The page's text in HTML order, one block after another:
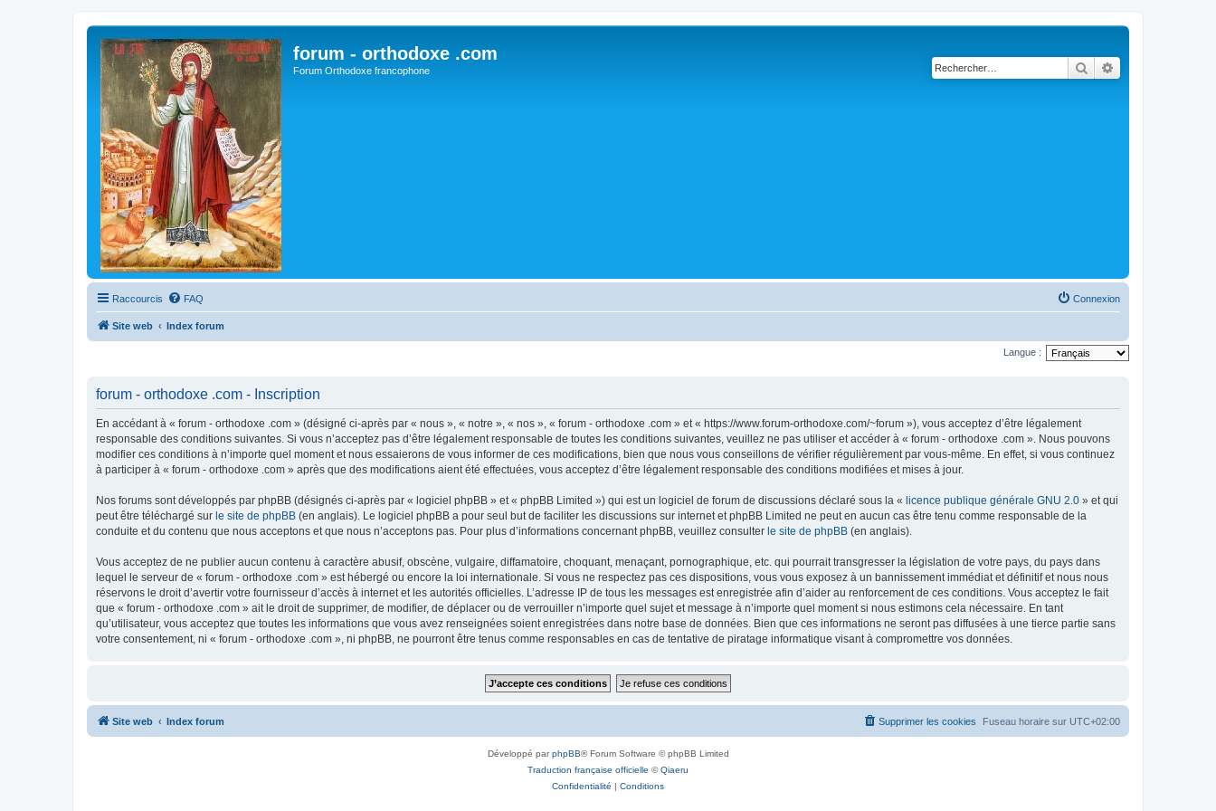
forum - orthodoxe .com
Forum Orthodoxe francophone Rechercher
Raccourcis FAQ Connexion
Site web Index forum
Langue :
forum - orthodoxe .com - Inscription
En accédant à « forum - orthodoxe .com » (désigné ci-après par « nous », « notre », « nos », « forum - orthodoxe .com » et « https://www.forum-orthodoxe.com/~forum »), vous acceptez d’être légalement
responsable des conditions suivantes. Si vous n’acceptez pas d’être légalement responsable de toutes les conditions suivantes, veuillez ne pas utiliser et accéder à « forum - orthodoxe .com ». Nous pouvons
modifier ces conditions à n’importe quel moment et nous essaierons de vous informer de ces modifications, bien que nous vous conseillons de vérifier régulièrement par vous-même. En effet, si vous continuez
à participer à « forum - orthodoxe .com » après que des modifications aient été effectuées, vous acceptez d’être légalement responsable des conditions modifiées et mises à jour.
Nos forums sont développés par phpBB (désignés ci-après par « logiciel phpBB » et « phpBB Limited ») qui est un logiciel de forum de discussions déclaré sous la « licence publique générale GNU 2.0 » et qui
peut être téléchargé sur le site de phpBB (en anglais). Le logiciel phpBB a pour seul but de faciliter les discussions sur internet et phpBB Limited ne peut en aucun cas être tenu comme responsable de la
conduite et du contenu que nous acceptons et que nous n’acceptons pas. Pour plus d’informations concernant phpBB, veuillez consulter le site de phpBB (en anglais).
Vous acceptez de ne publier aucun contenu à caractère abusif, obscène, vulgaire, diffamatoire, choquant, menaçant, pornographique, etc. qui pourrait transgresser la législation de votre pays, du pays dans
lequel le serveur de « forum - orthodoxe .com » est hébergé ou encore la loi internationale. Si vous ne respectez pas ces dispositions, vous vous exposez à un bannissement immédiat et définitif et nous nous
réservons le droit d’avertir votre fournisseur d’accès à internet et les autorités officielles. L’adresse IP de tous les messages est enregistrée afin d’aider au renforcement de ces conditions. Vous acceptez le fait
que « forum - orthodoxe .com » ait le droit de supprimer, de modifier, de déplacer ou de verrouiller n’importe quel sujet et message à n’importe quel moment si nous estimons cela nécessaire. En tant
qu’utilisateur, vous acceptez que toutes les informations que vous avez renseignées soient enregistrées dans notre base de données. Bien que ces informations ne seront pas diffusées à une tierce partie sans
votre consentement, ni « forum - orthodoxe .com », ni phpBB, ne pourront être tenus comme responsables en cas de tentative de piratage informatique visant à compromettre vos données.
Site web Index forum Fuseau horaire sur UTC+02:00
Supprimer les cookies
Développé parphpBB® Forum Software © phpBB Limited
Traduction française officielle ©Qiaeru
Confidentialité | Conditions